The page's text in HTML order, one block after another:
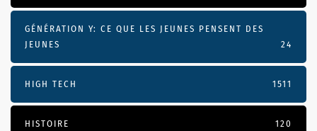
GÉNÉRATION Y: CE QUE LES JEUNES PENSENT DES
JEUNES
24
HIGH TECH 1511
HISTOIRE 120